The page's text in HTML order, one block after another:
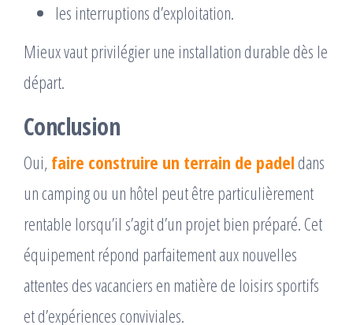
les interruptions d’exploitation.
Mieux vaut privilégier une installation durable dès le
départ.
Conclusion
Oui, faire construire un terrain de padel dans
un camping ou un hôtel peut être particulièrement
rentable lorsqu’il s’agit d’un projet bien préparé. Cet
équipement répond parfaitement aux nouvelles
attentes des vacanciers en matière de loisirs sportifs
et d’expériences conviviales.